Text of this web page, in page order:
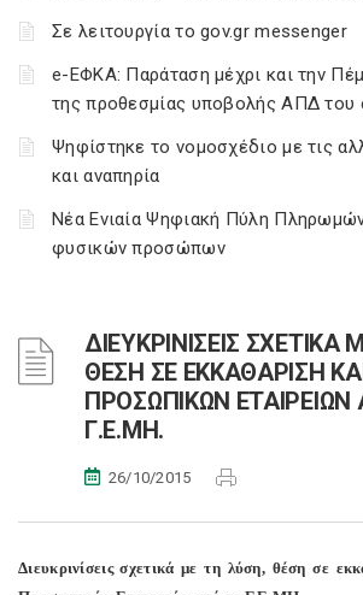
Σε λειτουργία το gov.gr messenger
e-ΕΦΚΑ: Παράταση μέχρι και την
της προθεσμίας υποβολής ΑΠΔ
Ψηφίστηκε το νομοσχέδιο με τις
και αναπηρία
Νέα Ενιαία Ψηφιακή Πύλη
φυσικών προσώπων
ΔΙΕΥΚΡΙΝΙΣΕΙΣ ΣΧΕΤΙΚΑ
ΘΕΣΗ ΣΕ ΕΚΚΑΘΑΡΙΣΗ
ΠΡΟΣΩΠΙΚΩΝ
Γ.Ε.ΜΗ.
26/10/2015
Διευκρινίσεις σχετικά με τη λύση, θέση σε